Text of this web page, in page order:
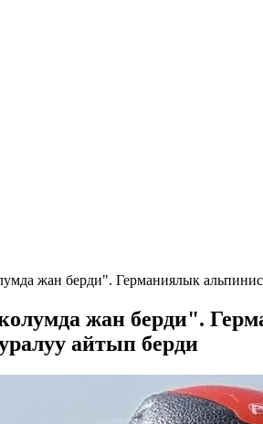
жан берди". Германиялык
жан берди".
айтып берди